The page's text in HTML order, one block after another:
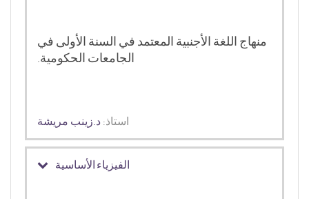
منهاج اللغة الأجنبية المعتمد في السنة الأولى في
الجامعات الحكومية.
استاذ: د.زينب مريشة
الفيزياء الأساسية